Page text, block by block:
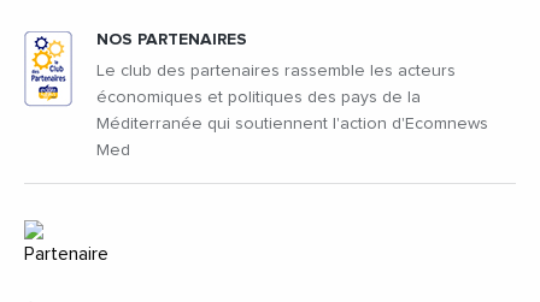
NOS PARTENAIRES
Le club des partenaires rassemble les acteurs
économiques et politiques des pays de la
Méditerranée qui soutiennent l'action d'Ecomnews
Med